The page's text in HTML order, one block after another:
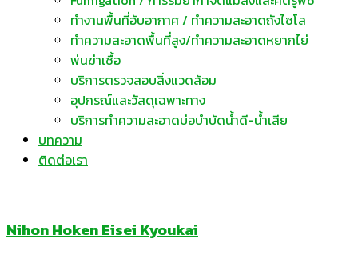
ทำงานพื้นที่อับอากาศ / ทำความสะอาดถังไซโล
ทำความสะอาดพื้นที่สูง/ทำความสะอาดหยากไย่
พ่นฆ่าเชื้อ
บริการตรวจสอบสิ่งแวดล้อม
อุปกรณ์และวัสดุเฉพาะทาง
บริการทำความสะอาดบ่อบำบัดน้ำดี-น้ำเสีย
บทความ
ติดต่อเรา
Nihon Hoken Eisei Kyoukai